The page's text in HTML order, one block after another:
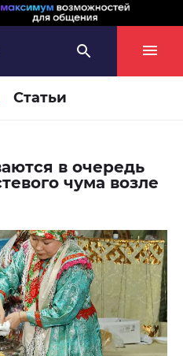
Статьи
в очередь
чума возле